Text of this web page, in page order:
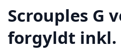
Scrouples G
forgyldt